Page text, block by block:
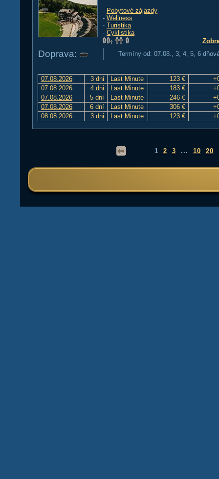
- Pobytové zájazdy
- Wellness
- Turistika
- Cyklistika
Doprava: Termíny od: 07.08., 3, 4, 5, 6
07.08.2026 3 dni Last Minute 123 €
07.08.2026
4 dni Last Minute 183 €
07.08.2026
5 dní Last Minute 246 €
07.08.2026
6 dní Last Minute 306 €
08.08.2026
3 dni Last Minute 123 €
1 2 3 ... 10 20